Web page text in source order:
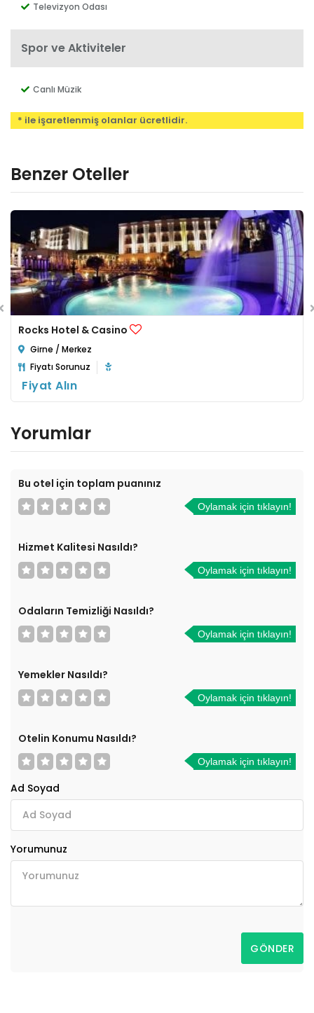
Televizyon Odası
Spor ve Aktiviteler
Canlı Müzik
* ile işaretlenmiş olanlar ücretlidir.
Benzer Oteller
Rocks Hotel & Casino
Girne / Merkez
Fiyatı Sorunuz
Fiyat Alın
Yorumlar
Bu otel için toplam puanınız
Oylamak için tıklayın!
Hizmet Kalitesi Nasıldı?
Oylamak için tıklayın!
Odaların Temizliği Nasıldı?
Oylamak için tıklayın!
Yemekler Nasıldı?
Oylamak için tıklayın!
Otelin Konumu Nasıldı?
Oylamak için tıklayın!
Ad Soyad
Yorumunuz
GÖNDER